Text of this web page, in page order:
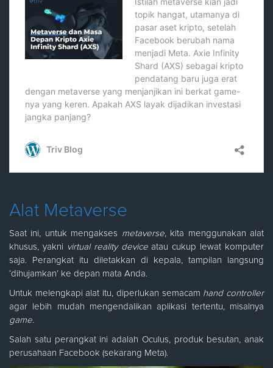
Alat Metaverse
Saat ini, untuk mengakses metaverse, kita menggunakan alat
khusus, yakni virtual reality deviceatau cukup lewat komputer
saja. Perangkat itu diletakkan di kepala, tampilan langsung
‘dihujamkan’ ke depan mata Anda.
Untuk melengkapi alat itu, diperlukan semacam hand controller
agar lebih mudah mengendalikan aplikasi tertentu, misalnya
game.
Salah satu perangkat ini adalah Oculus, produk besutan, anak
perusahaan Facebook (sekarang Meta).